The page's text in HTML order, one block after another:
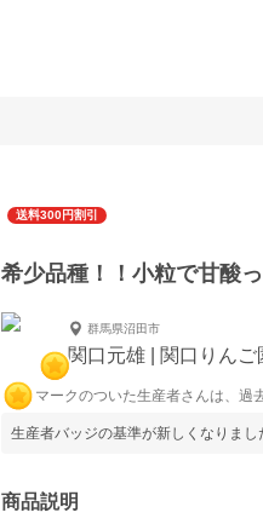
送料300円割引
希少品種！！小粒で甘酸
群馬県沼田市
関口元雄 | 関口りんご
マークのついた生産者さんは、過
生産者バッジの基準が新しくなりまし
商品説明